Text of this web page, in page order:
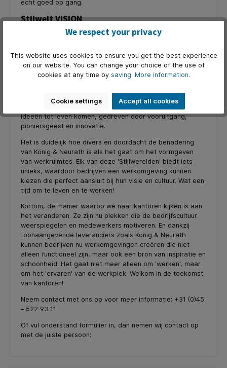
echt goed op gang.
Stilwelt VISION
krachtige drang naar vernieuwing uit. Het is een plek waar
ideeën tot leven komen, gedreven door vooruitgang,
pioniersgeest en innovatie.
Het is duidelijk hoe divers en doordacht de benadering
van König & Neurath is als het gaat om het vormgeven
van werkruimtes. Elk van deze 'Stijlwerelden' biedt iets
unieks, waardoor bedrijven een werkomgeving kunnen
kiezen die perfect aansluit bij hun visie en cultuur. Wat een
tijd om te leven en te werken!
Kortom, de manier waarop we naar kantoren kijken is aan
het veranderen. Ze zijn nu plekken die de bedrijfscultuur
weerspiegelen en medewerkers motiveren. En dankzij
toonaangevende leveranciers zoals König & Neurath
kunnen bedrijven nu werkomgevingen creëren die niet
alleen functioneel zijn, maar ook een bron van inspiratie en
schoonheid. Het gaat niet meer alleen om 'werken', maar
om het 'ervaren' van de werkplek. Welkom in de toekomst
van kantoren!
Neem contact met ons op voor meer informatie: +31 (0)45
– 522 93 11
Of vul onderstand formulier in, dan nemen wij contact op
met de juiste persoon:
We respect your privacy
This website uses cookies to ensure you get the best experience
on our website. You can change your choice of the use of
cookies at any time by saving. More information.
Cookie settings Accept all cookies